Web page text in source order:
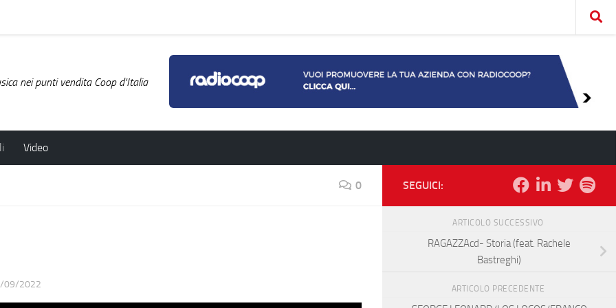
nei punti vendita Coop d'Italia
Video
0
09/2022
SEGUICI:
ARTICOLO SUCCESSIVO
RAGAZZAcd- Storia (feat. Rachele
Bastreghi)
ARTICOLO PRECEDENTE